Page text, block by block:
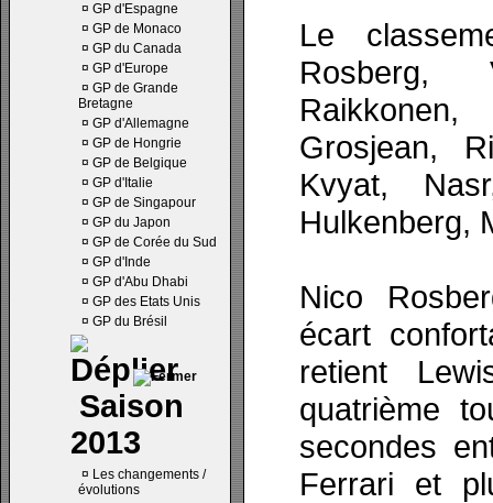
¤ GP d'Espagne
¤ GP de Monaco
¤ GP du Canada
¤ GP d'Europe
¤ GP de Grande
Bretagne
¤ GP d'Allemagne
¤ GP de Hongrie
¤ GP de Belgique
¤ GP d'Italie
¤ GP de Singapour
¤ GP du Japon
¤ GP de Corée du Sud
¤ GP d'Inde
¤ GP d'Abu Dhabi
¤ GP des Etats Unis
¤ GP du Brésil
Saison
2013
¤ Les changements /
évolutions
Le
Rosberg,
Grosjean,
Kvyat,
Hulkenberg,
Nico
écart
retient
quatrième
secondes
Ferrari et